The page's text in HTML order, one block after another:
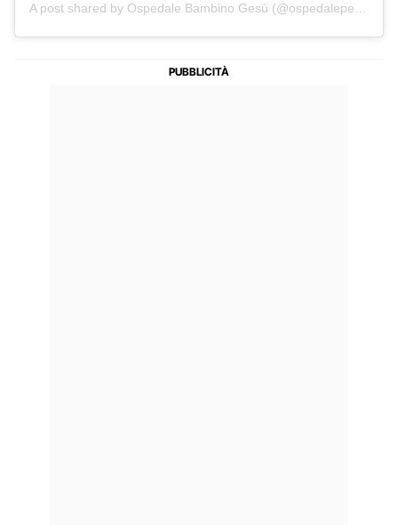
A post shared by Ospedale Bambino Gesù (@ospedalepediatricobambinogesu)